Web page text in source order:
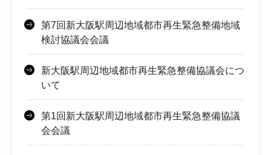
第7回新大阪駅周辺地域都市再生緊急整備地域
検討協議会会議
新大阪駅周辺地域都市再生緊急整備協議会につ
いて
第1回新大阪駅周辺地域都市再生緊急整備協議
会会議